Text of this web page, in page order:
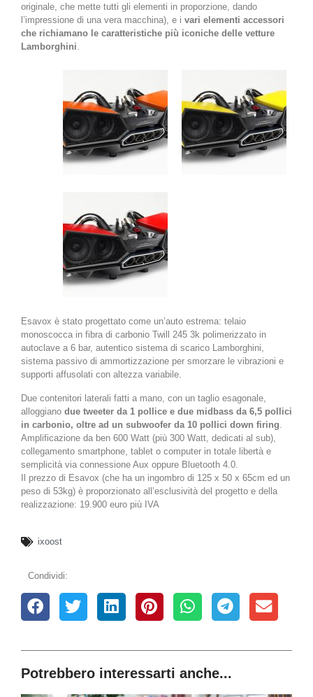
originale, che mette tutti gli elementi in proporzione, dando
l’impressione di una vera macchina), e i vari elementi accessori
che richiamano le caratteristiche più iconiche delle vetture
Lamborghini.
Esavox è stato progettato come un’auto estrema: telaio
monoscocca in fibra di carbonio Twill 245 3k polimerizzato in
autoclave a 6 bar, autentico sistema di scarico Lamborghini,
sistema passivo di ammortizzazione per smorzare le vibrazioni e
supporti affusolati con altezza variabile.
Due contenitori laterali fatti a mano, con un taglio esagonale,
alloggiano due tweeter da 1 pollice e due midbass da 6,5 ​​pollici
in carbonio, oltre ad un subwoofer da 10 pollici down firing
Amplificazione da ben 600 Watt (più 300 Watt, dedicati al sub),
collegamento smartphone, tablet o computer in totale libertà e
semplicità via connessione Aux oppure Bluetooth 4.0.
Il prezzo di Esavox (che ha un ingombro di 125 x 50 x 65cm ed un
peso di 53kg) è proporzionato all’esclusività del progetto e della
realizzazione: 19.900 euro più IVA
ixoost
Condividi:
Potrebbero interessarti anche...